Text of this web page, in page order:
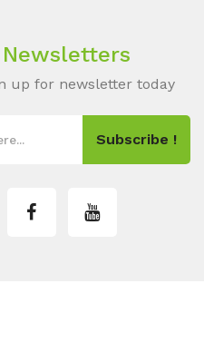
Newsletters
up for newsletter today
Subscribe !